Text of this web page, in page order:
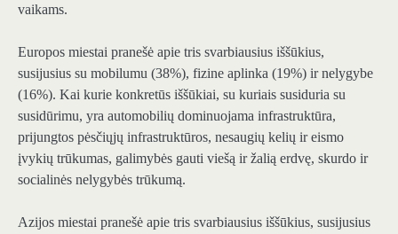
vaikams.
Europos miestai pranešė apie tris svarbiausius iššūkius,
susijusius su mobilumu (38%), fizine aplinka (19%) ir nelygybe
(16%). Kai kurie konkretūs iššūkiai, su kuriais susiduria su
susidūrimu, yra automobilių dominuojama infrastruktūra,
prijungtos pėsčiųjų infrastruktūros, nesaugių kelių ir eismo
įvykių trūkumas, galimybės gauti viešą ir žalią erdvę, skurdo ir
socialinės nelygybės trūkumą.
Azijos miestai pranešė apie tris svarbiausius iššūkius, susijusius